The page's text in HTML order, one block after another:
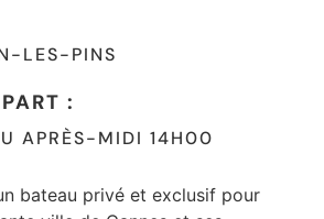
LES-PINS
:
APRÈS-MIDI 14H00
bateau privé et exclusif pour